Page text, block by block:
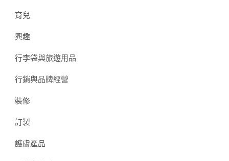
育兒
興趣
行李袋與旅遊用品
行銷與品牌經營
裝修
訂製
護膚產品